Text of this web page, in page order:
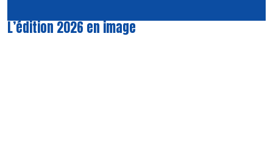
L’édition 2026 en image